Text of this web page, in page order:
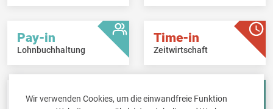
Wir verwenden Cookies, um die einwandfreie Funktion
Pay-in
Lohnbuchhaltung
Time-in
Zeitwirtschaft
Fisc-in Account-in